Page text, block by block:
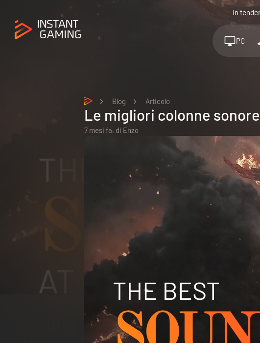
In
PC
Blog Articolo
Le migliori colonne
7 mesi fa, di Enzo